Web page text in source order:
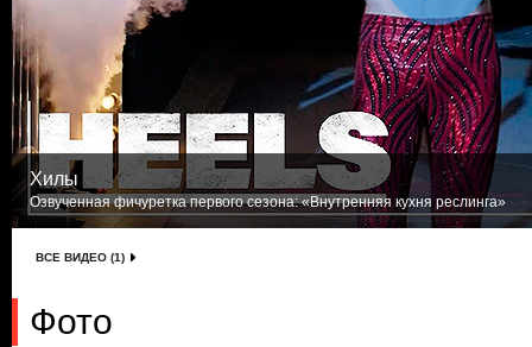
Хилы
Озвученная фичуретка первого сезона: «Внутренняя кухня реслинга»
ВСЕ ВИДЕО (1)
Фото